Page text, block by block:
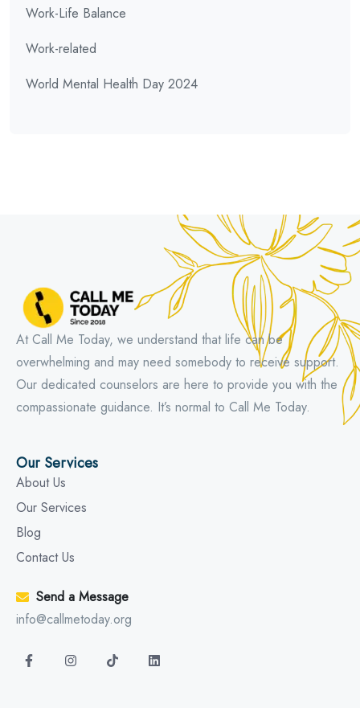
Work-Life Balance
Work-related
World Mental Health Day 2024
At Call Me Today, we understand that life can be
overwhelming and may need somebody to receive support.
Our dedicated counselors are here to provide you with the
compassionate guidance. It’s normal to Call Me Today.
Our Services
About Us
Our Services
Blog
Contact Us
Send a Message
info@callmetoday.org